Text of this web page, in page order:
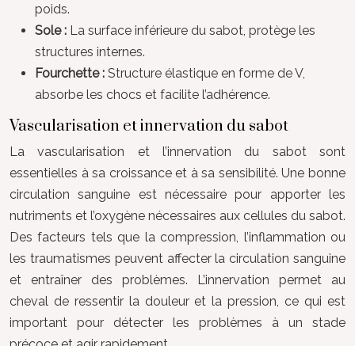
poids.
Sole : La surface inférieure du sabot, protège les
structures internes.
Fourchette : Structure élastique en forme de V,
absorbe les chocs et facilite l’adhérence.
Vascularisation et innervation du sabot
La vascularisation et l’innervation du sabot sont
essentielles à sa croissance et à sa sensibilité. Une bonne
circulation sanguine est nécessaire pour apporter les
nutriments et l’oxygène nécessaires aux cellules du sabot.
Des facteurs tels que la compression, l’inflammation ou
les traumatismes peuvent affecter la circulation sanguine
et entraîner des problèmes. L’innervation permet au
cheval de ressentir la douleur et la pression, ce qui est
important pour détecter les problèmes à un stade